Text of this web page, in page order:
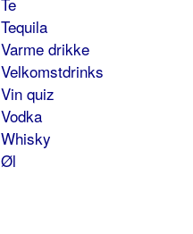
Tequila
Varme drikke
Velkomstdrinks
Vin quiz
Vodka
Whisky
Øl